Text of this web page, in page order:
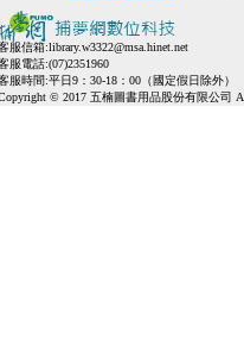
服信箱:library.w3322@msa.hinet.net
服電話:(07)2351960
服時間:平日9：30-18：00（國定假日除外）
© 2017 五楠圖書用品股份有限公司